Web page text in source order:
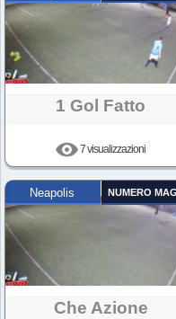
1 Gol Fatto
7 visualizzazioni
Neapolis
Che Azione